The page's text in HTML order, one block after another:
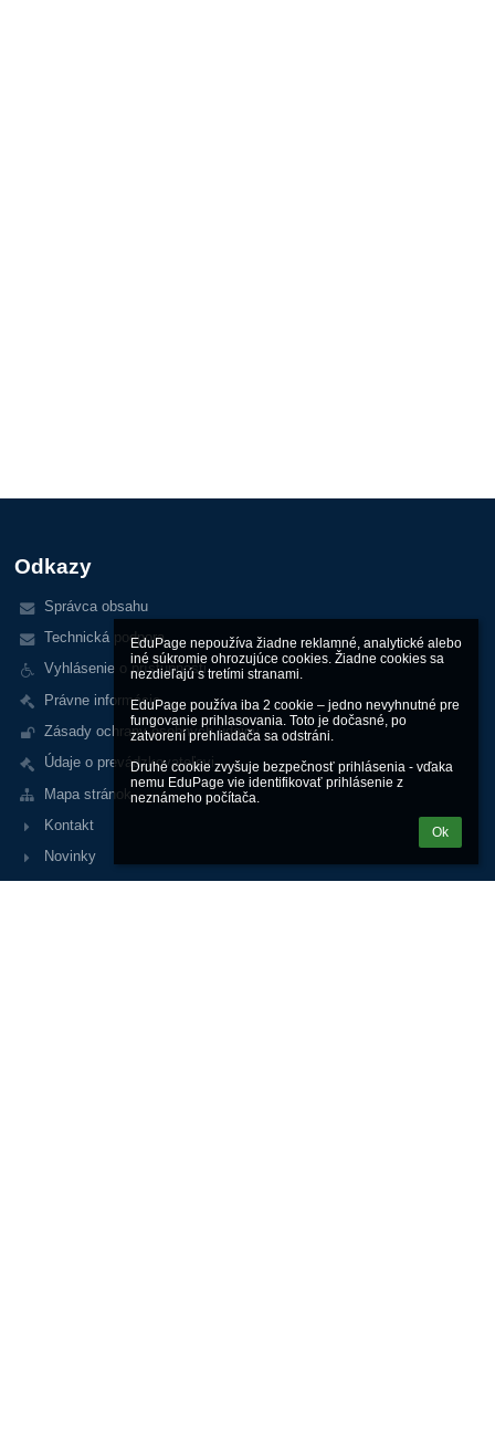
EduPage nepoužíva žiadne reklamné, analytické alebo
iné súkromie ohrozujúce cookies. Žiadne cookies sa
nezdieľajú s tretími stranami.
EduPage používa iba 2 cookie – jedno nevyhnutné pre
fungovanie prihlasovania. Toto je dočasné, po
zatvorení prehliadača sa odstráni.
Druhé cookie zvyšuje bezpečnosť prihlásenia - vďaka
nemu EduPage vie identifikovať prihlásenie z
neznámeho počítača.
Ok
Odkazy
Správca obsahu
Technická podpora
Vyhlásenie o prístupnosti
Právne informácie
Zásady ochrany osobných údajov
Údaje o prevádzkovateľovi
Mapa stránok
Kontakt
Novinky